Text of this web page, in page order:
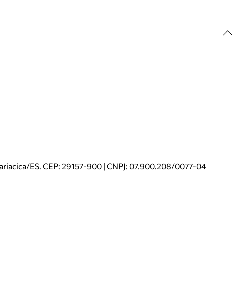
ES. CEP: 29157-900 | CNPJ: 07.900.208/0077-04